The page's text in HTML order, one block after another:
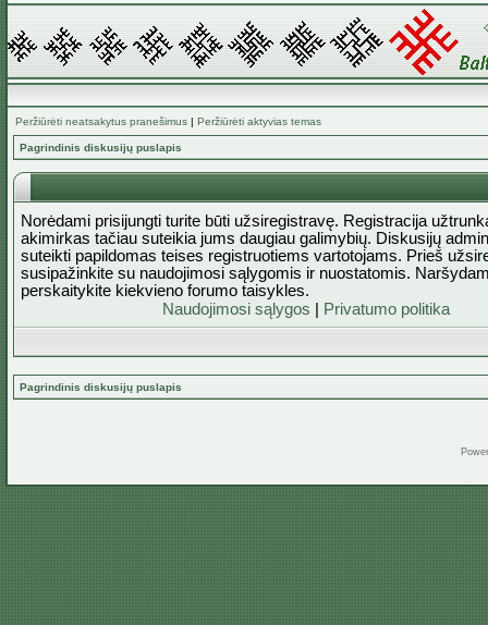
Peržiūrėti neatsakytus pranešimus | Peržiūrėti aktyvias temas
Pagrindinis diskusijų puslapis
Norėdami prisijungti turite būti užsiregistravę. Registracija
akimirkas tačiau suteikia jums daugiau galimybių. Diskusijų
suteikti papildomas teises registruotiems vartotojams. Prieš
susipažinkite su naudojimosi sąlygomis ir nuostatomis.
perskaitykite kiekvieno forumo taisykles.
Naudojimosi sąlygos
Privatumo politika
Pagrindinis diskusijų puslapis